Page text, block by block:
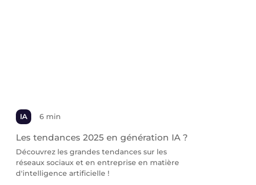
IA 6 min
Les tendances 2025 en génération IA ?
Découvrez les grandes tendances sur les
réseaux sociaux et en entreprise en matière
d'intelligence artificielle !